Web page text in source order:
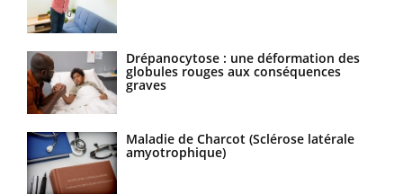
Drépanocytose : une déformation des
globules rouges aux conséquences
graves
Maladie de Charcot (Sclérose latérale
amyotrophique)